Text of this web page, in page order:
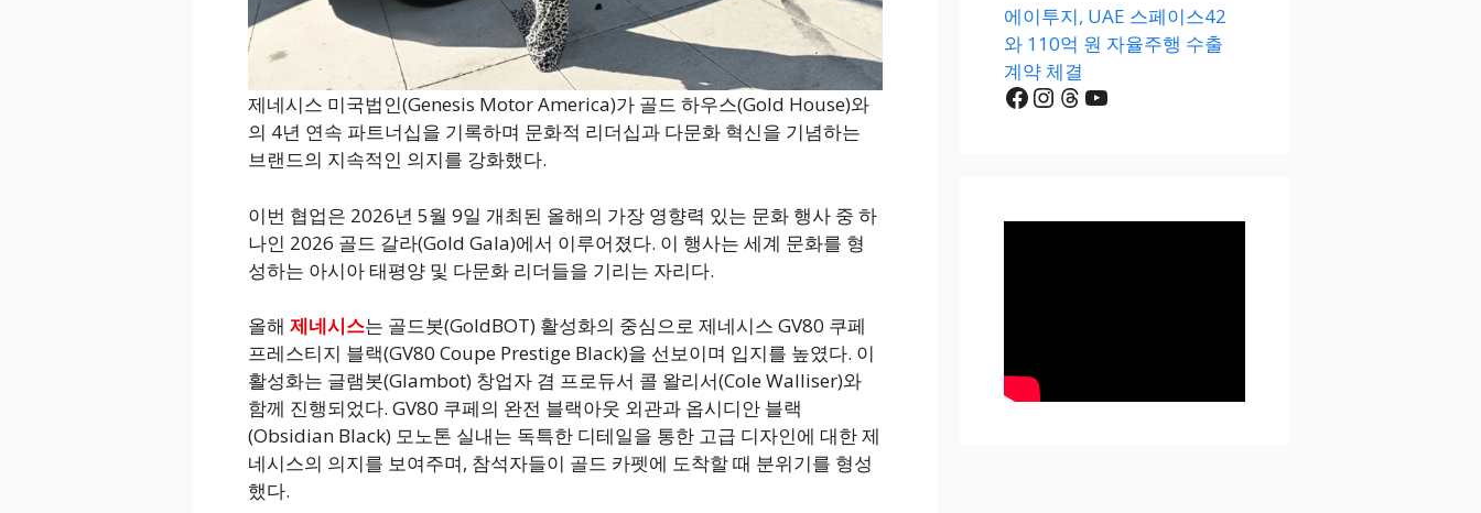
제네시스 미국법인(Genesis Motor America)가 골드 하우스(Gold House)와
의 4년 연속 파트너십을 기록하며 문화적 리더십과 다문화 혁신을 기념하는
브랜드의 지속적인 의지를 강화했다.
이번 협업은 2026년 5월 9일 개최된 올해의 가장 영향력 있는 문화 행사 중 하
나인 2026 골드 갈라(Gold Gala)에서 이루어졌다. 이 행사는 세계 문화를 형
성하는 아시아 태평양 및 다문화 리더들을 기리는 자리다.
올해 제네시스는 골드봇(GoldBOT) 활성화의 중심으로 제네시스 GV80 쿠페
프레스티지 블랙(GV80 Coupe Prestige Black)을 선보이며 입지를 높였다. 이
활성화는 글램봇(Glambot) 창업자 겸 프로듀서 콜 왈리서(Cole Walliser)와
함께 진행되었다. GV80 쿠페의 완전 블랙아웃 외관과 옵시디안 블랙
(Obsidian Black) 모노톤 실내는 독특한 디테일을 통한 고급 디자인에 대한 제
네시스의 의지를 보여주며, 참석자들이 골드 카펫에 도착할 때 분위기를 형성
했다.
에이투지, UAE 스페이스42
와 110억 원 자율주행 수출
계약 체결
Facebook
Instagram
Threads
YouTube